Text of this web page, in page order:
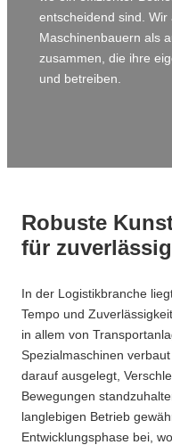
entscheidend sind.
Maschinenbauern als
zusammen, die ihre
und betreiben.
Robuste
für
In der Logistikbranche
Tempo und
in allem von
Spezialmaschinen
darauf ausgelegt,
Bewegungen
langlebigen Betrieb
Entwicklungsphase bei,